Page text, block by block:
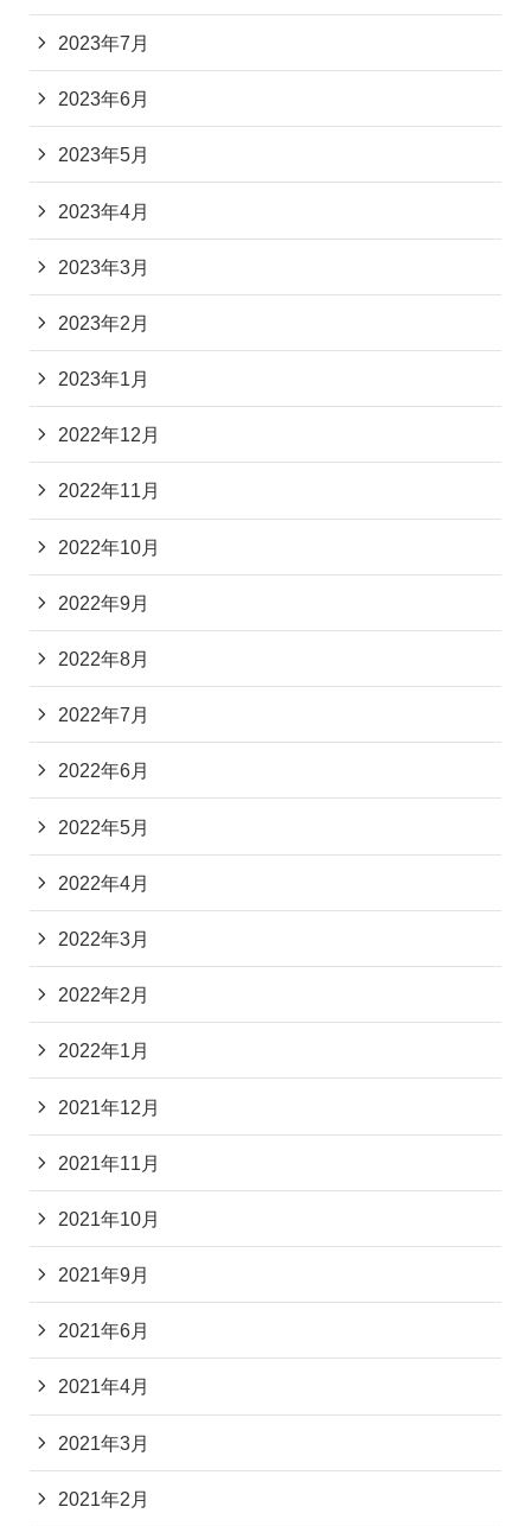
2023年7月
2023年6月
2023年5月
2023年4月
2023年3月
2023年2月
2023年1月
2022年12月
2022年11月
2022年10月
2022年9月
2022年8月
2022年7月
2022年6月
2022年5月
2022年4月
2022年3月
2022年2月
2022年1月
2021年12月
2021年11月
2021年10月
2021年9月
2021年6月
2021年4月
2021年3月
2021年2月